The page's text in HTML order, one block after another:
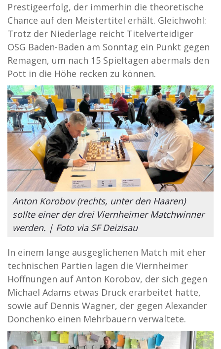
Prestigeerfolg, der immerhin die theoretische
Chance auf den Meistertitel erhält. Gleichwohl:
Trotz der Niederlage reicht Titelverteidiger
OSG Baden-Baden am Sonntag ein Punkt gegen
Remagen, um nach 15 Spieltagen abermals den
Pott in die Höhe recken zu können.
Anton Korobov (rechts, unter den Haaren)
sollte einer der drei Viernheimer Matchwinner
werden. | Foto via SF Deizisau
In einem lange ausgeglichenen Match mit eher
technischen Partien lagen die Viernheimer
Hoffnungen auf Anton Korobov, der sich gegen
Michael Adams etwas Druck erarbeitet hatte,
sowie auf Dennis Wagner, der gegen Alexander
Donchenko einen Mehrbauern verwaltete.